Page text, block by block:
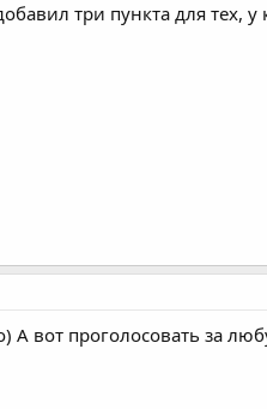
три пункта для тех, у
А вот проголосовать за